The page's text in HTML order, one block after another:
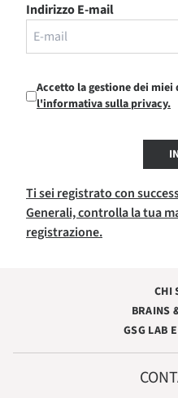
Indirizzo E-mail
Accetto la gestione dei
l'informativa sulla privacy.
Ti sei registrato con
Generali, controlla la tua
registrazione.
CHI
BRAINS
GSG LAB